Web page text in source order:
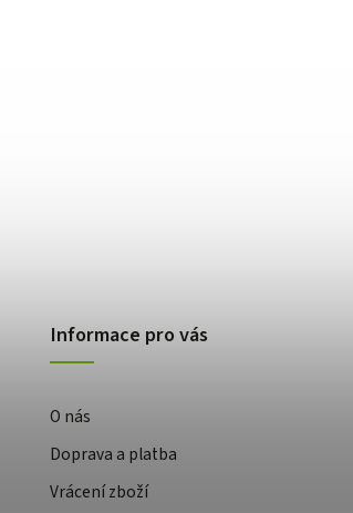
Informace pro vás
O nás
Doprava a platba
Vrácení zboží